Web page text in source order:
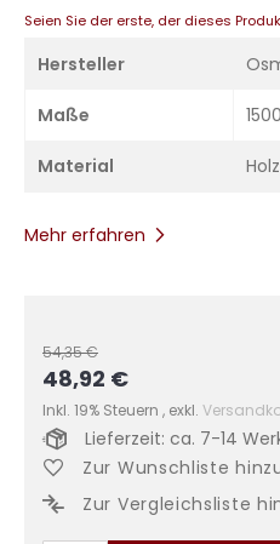
Seien Sie der erste, der dieses
Hersteller
Maße
Material Holz
Mehr erfahren
54,35 €
Sonderangebot
48,92 €
Inkl. 19% Steuern , exkl.
Lieferzeit: ca. 7-14
Zur Wunschliste
Zur Vergleichsliste